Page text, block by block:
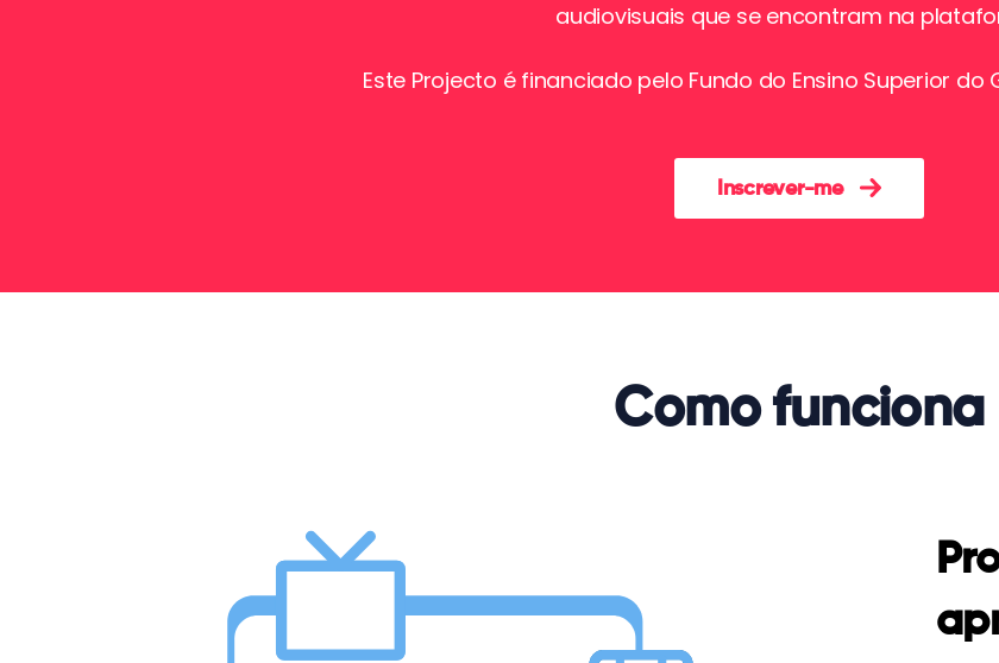
audiovisuais que se encontram na
Este Projecto é financiado pelo Fundo do Ensino Superior do
Como funciona